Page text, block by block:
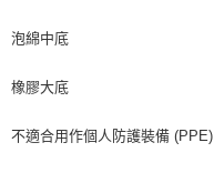
泡綿中底
橡膠大底
不適合用作個人防護裝備 (PPE)